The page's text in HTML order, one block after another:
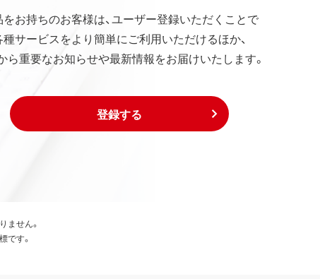
お持ちのお客様は、ユーザー登録いただくことで
種サービスをより簡単にご利用いただけるほか、
ら重要なお知らせや最新情報をお届けいたします。
登録する
ません。
です。